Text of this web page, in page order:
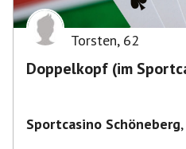
Torsten, 62
Doppelkopf (im
Sportcasino Schöneberg,